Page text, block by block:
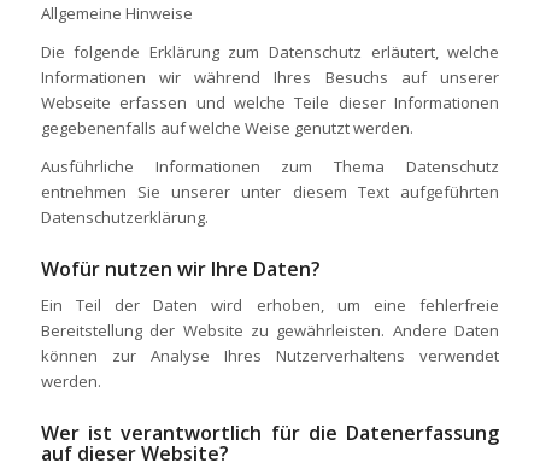
Allgemeine Hinweise
Die folgende Erklärung zum Datenschutz erläutert, welche
Informationen wir während Ihres Besuchs auf unserer
Webseite erfassen und welche Teile dieser Informationen
gegebenenfalls auf welche Weise genutzt werden.
Ausführliche Informationen zum Thema Datenschutz
entnehmen Sie unserer unter diesem Text aufgeführten
Datenschutzerklärung.
Wofür nutzen wir Ihre Daten?
Ein Teil der Daten wird erhoben, um eine fehlerfreie
Bereitstellung der Website zu gewährleisten. Andere Daten
können zur Analyse Ihres Nutzerverhaltens verwendet
werden.
Wer ist verantwortlich für die Datenerfassung
auf dieser Website?